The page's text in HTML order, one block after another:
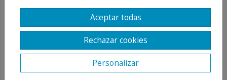
tubos de aspiracción, electroválvulas, etc.
Tamañó de 25 cm de longitud para
incrementar posibilidades de instalación.
Aceptar todas
Rechazar cookies
Personalizar